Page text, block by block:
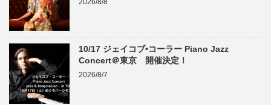
2026/8/8
10/17 ジェイコブ•コーラー Piano Jazz
Concert＠東京 開催決定！
2026/8/7